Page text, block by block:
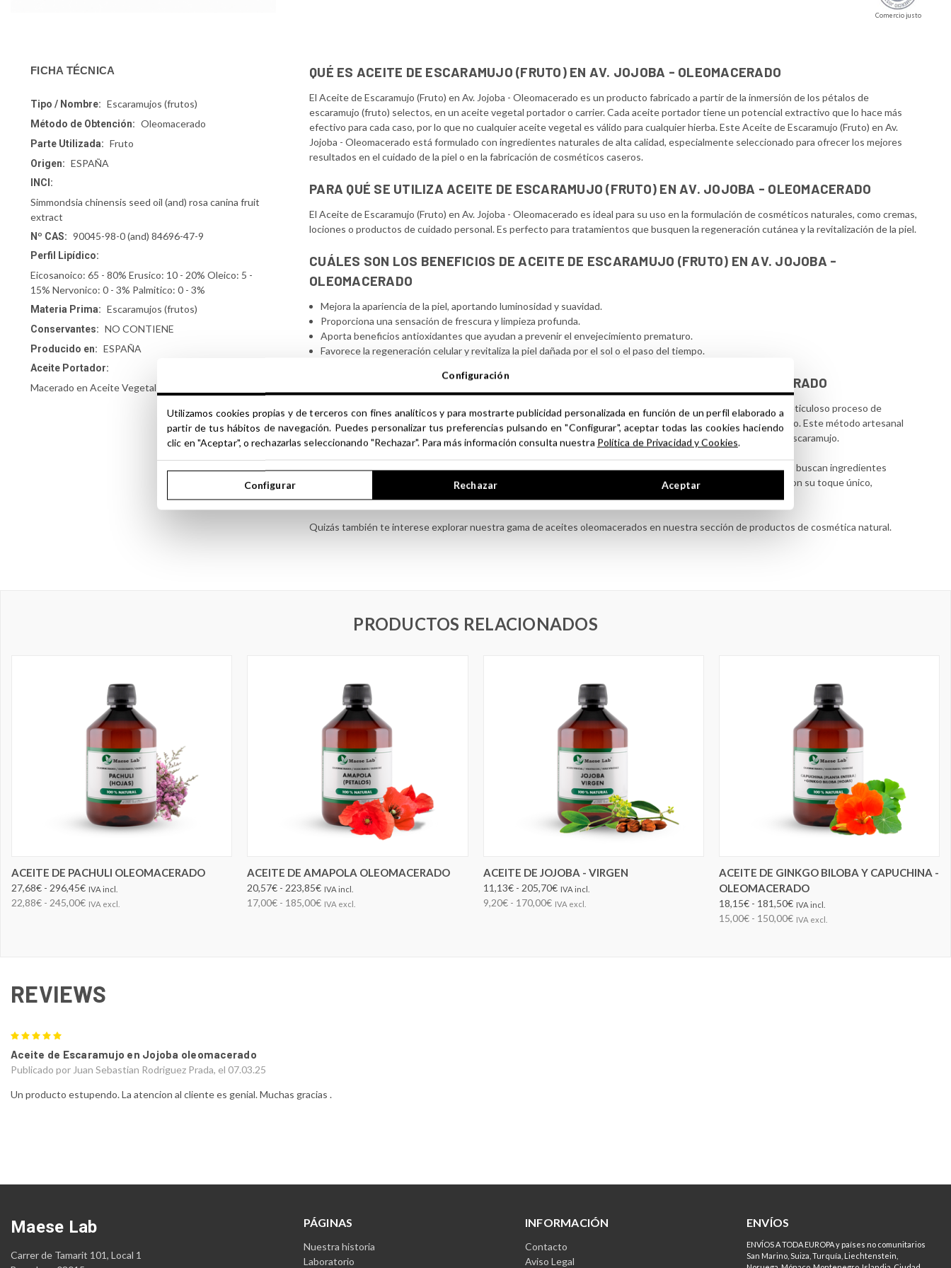
Comercio justo
FICHA TÉCNICA
Tipo / Nombre: Escaramujos (frutos)
Método de Obtención: Oleomacerado
Parte Utilizada: Fruto
Origen: ESPAÑA
INCI:
Simmondsia chinensis seed oil (and) rosa canina fruit
extract
Nº CAS: 90045-98-0 (and) 84696-47-9
Perfil Lipídico:
Eicosanoico: 65 - 80% Erusico: 10 - 20% Oleico: 5 -
15% Nervonico: 0 - 3% Palmitico: 0 - 3%
Materia Prima: Escaramujos (frutos)
Conservantes: NO CONTIENE
Producido en: ESPAÑA
Aceite Portador:
Macerado en Aceite Vegetal de JOJOBA VIRGEN
QUÉ ES ACEITE DE ESCARAMUJO (FRUTO) EN AV. JOJOBA - OLEOMACERADO
El Aceite de Escaramujo (Fruto) en Av. Jojoba - Oleomacerado es un producto fabricado a partir de la inmersión de los pétalos de
escaramujo (fruto) selectos, en un aceite vegetal portador o carrier. Cada aceite portador tiene un potencial extractivo que lo hace más
efectivo para cada caso, por lo que no cualquier aceite vegetal es válido para cualquier hierba. Este Aceite de Escaramujo (Fruto) en Av.
Jojoba - Oleomacerado está formulado con ingredientes naturales de alta calidad, especialmente seleccionado para ofrecer los mejores
resultados en el cuidado de la piel o en la fabricación de cosméticos caseros.
PARA QUÉ SE UTILIZA ACEITE DE ESCARAMUJO (FRUTO) EN AV. JOJOBA - OLEOMACERADO
El Aceite de Escaramujo (Fruto) en Av. Jojoba - Oleomacerado es ideal para su uso en la formulación de cosméticos naturales, como cremas,
lociones o productos de cuidado personal. Es perfecto para tratamientos que busquen la regeneración cutánea y la revitalización de la piel.
CUÁLES SON LOS BENEFICIOS DE ACEITE DE ESCARAMUJO (FRUTO) EN AV. JOJOBA -
OLEOMACERADO
Mejora la apariencia de la piel, aportando luminosidad y suavidad.
Proporciona una sensación de frescura y limpieza profunda.
Aporta beneficios antioxidantes que ayudan a prevenir el envejecimiento prematuro.
Favorece la regeneración celular y revitaliza la piel dañada por el sol o el paso del tiempo.
MÁS SOBRE EL ACEITE DE ESCARAMUJO (FRUTO) EN AV. JOJOBA - OLEOMACERADO
Este oleomacerado se obtiene de los frutos selectos de escaramujo, recolectados en España. Utilizando un meticuloso proceso de
maceración, los frutos se someten a cinco cargas sucesivas en aceite de jojoba virgen de primera presión en frío. Este método artesanal
asegura la máxima extracción de las propiedades beneficiosas y los aromas naturales del extracto vegetal de escaramujo.
El Aceite de Escaramujo (Fruto) en Av. Jojoba - Oleomacerado de Maese Lab es la opción perfecta para quienes buscan ingredientes
naturales y de alta calidad para sus formulaciones cosméticas. Este aceite vegetal transforma tus productos con su toque único,
enriqueciendo tus creaciones con propiedades terapéuticas y aromáticas excepcionales.
Quizás también te interese explorar nuestra gama de aceites oleomacerados en nuestra sección de productos de cosmética natural.
PRODUCTOS RELACIONADOS
ELEGIR OPCIONES
ACEITE DE PACHULI OLEOMACERADO
27,68€ - 296,45€ IVA incl.
22,88€ - 245,00€ IVA excl.
ELEGIR OPCIONES
ACEITE DE AMAPOLA OLEOMACERADO
20,57€ - 223,85€ IVA incl.
17,00€ - 185,00€ IVA excl.
ELEGIR OPCIONES
ACEITE DE JOJOBA - VIRGEN
11,13€ - 205,70€ IVA incl.
9,20€ - 170,00€ IVA excl.
ELEGIR OPCIONES
ACEITE DE GINKGO BILOBA Y CAPUCHINA -
OLEOMACERADO
18,15€ - 181,50€ IVA incl.
15,00€ - 150,00€ IVA excl.
REVIEWS
Aceite de Escaramujo en Jojoba oleomacerado
Publicado por Juan Sebastian Rodriguez Prada, el 07.03.25
Un producto estupendo. La atencion al cliente es genial. Muchas gracias .
PÁGINAS
Nuestra historia
Laboratorio
INFORMACIÓN
Contacto
Aviso Legal
ENVÍOS
ENVÍOS A TODA EUROPA y países no comunitarios
San Marino, Suiza, Turquía, Liechtenstein,
Maese Lab
Carrer de Tamarit 101, Local 1
Configuración
Utilizamos cookies propias y de terceros con fines analíticos y para mostrarte publicidad personalizada en función de un perfil elaborado a
partir de tus hábitos de navegación. Puedes personalizar tus preferencias pulsando en "Configurar", aceptar todas las cookies haciendo
clic en "Aceptar", o rechazarlas seleccionando "Rechazar". Para más información consulta nuestra Política de Privacidad y Cookies.
Configurar Rechazar Aceptar